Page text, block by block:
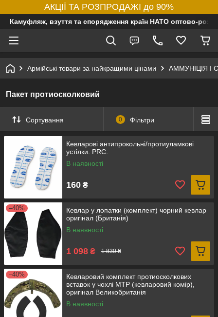
АКЦІЇ ТА РОЗПРОДАЖІ до 90%
Камуфляж, взуття та спорядження країн НАТО оптово-
Армійські товари за найкращими цінами АММУНІЦІЯ І
Пакет протиосколковий
Сортування 0 Фільтри
Кевларові антипрокольні/протиуламкові
устілки. PRC.
В наявності
160 ₴
–40%
Кевлар у лопатки (комплект) чорний кевлар
оригінал (Британія)
В наявності
1 098 ₴ 1 830 ₴
–40%
Кевларовий комплект протиосколкових
вставок у чохлі MTP (кевларовий комір),
оригінал Великобританія
В наявності